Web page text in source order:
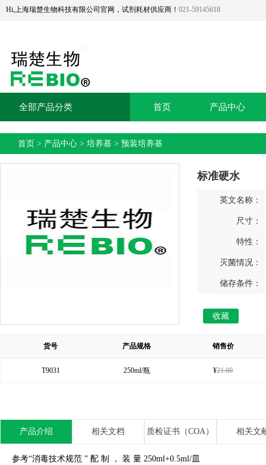
Hi,上海瑞楚生物科技有限公司官网，试剂耗材供应商！ 021-59145618
全部产品分类 首页 产品中心
首页 > 产品中心 > 培养基 > 预装培养基
标准硬水
英文名称：
尺寸：
特性：
灭菌情况：
储存条件：
收藏
货号 产品规格 销售价
T9031 250ml/瓶 ¥21.00
产品介绍 相关文档 质检证书（COA） 相关文
参考“消毒技术规范 ” 配 制 ， 装 量 250ml+0.5ml/皿